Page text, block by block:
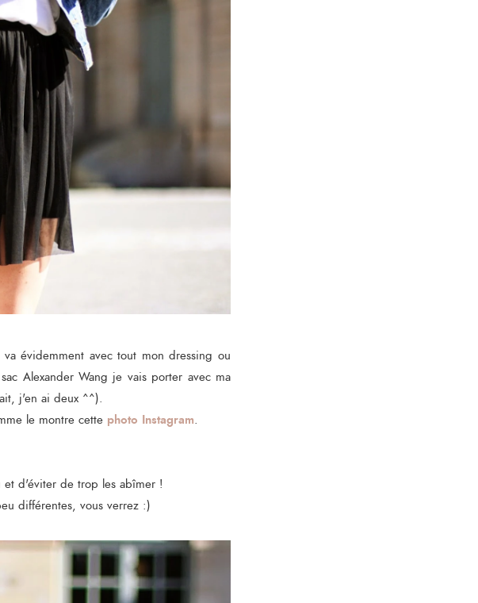
évidemment avec tout mon dressing ou
Alexander Wang je vais porter avec ma
j'en ai deux ^^).
le montre cette photo Instagram.
d'éviter de trop les abîmer !
différentes, vous verrez :)